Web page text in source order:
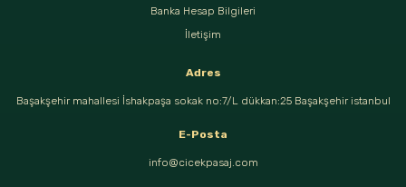
Banka Hesap Bilgileri
İletişim
Adres
Başakşehir mahallesi İshakpaşa sokak no:7/L dükkan:25 Başakşehir istanbul
E-Posta
info@cicekpasaj.com